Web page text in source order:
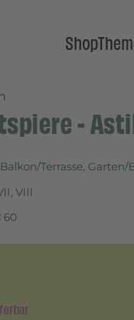
Shop
-
Balkon/Terrasse, Garten/
VIII
60